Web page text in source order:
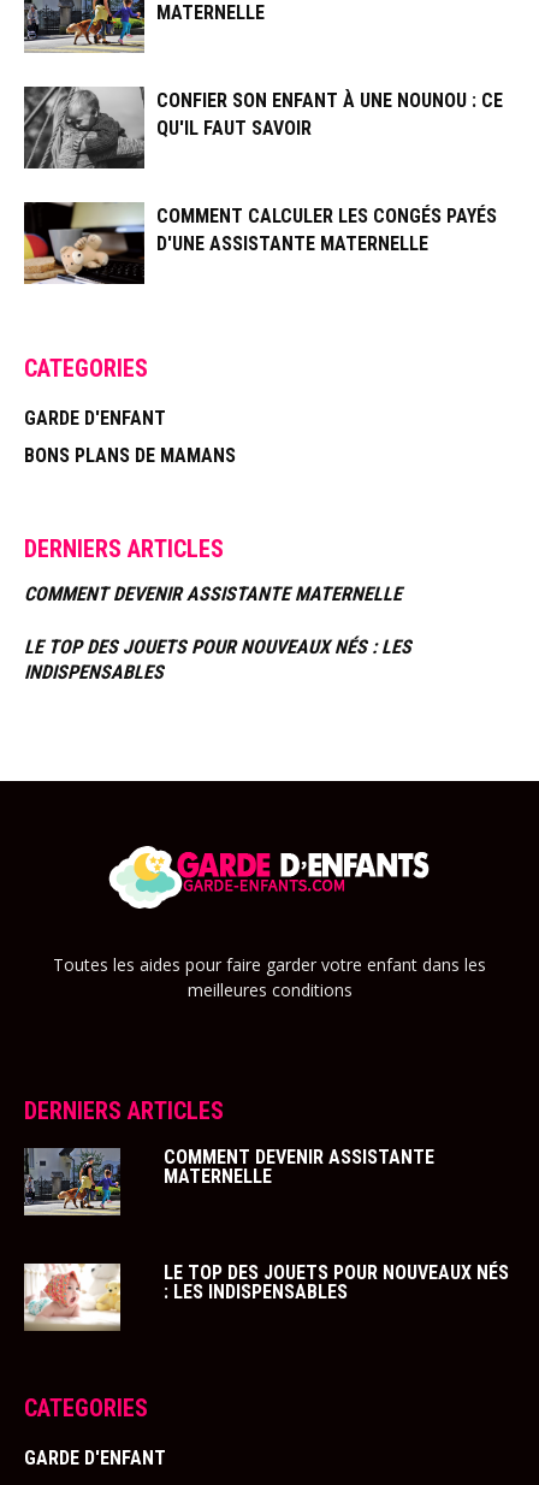
MATERNELLE
CONFIER SON ENFANT À UNE NOUNOU : CE
QU'IL FAUT SAVOIR
COMMENT CALCULER LES CONGÉS PAYÉS
D'UNE ASSISTANTE MATERNELLE
CATEGORIES
GARDE D'ENFANT
BONS PLANS DE MAMANS
DERNIERS ARTICLES
COMMENT DEVENIR ASSISTANTE MATERNELLE
LE TOP DES JOUETS POUR NOUVEAUX NÉS : LES
INDISPENSABLES
Toutes les aides pour faire garder votre enfant dans les
meilleures conditions
DERNIERS ARTICLES
COMMENT DEVENIR ASSISTANTE
MATERNELLE
LE TOP DES JOUETS POUR NOUVEAUX NÉS
: LES INDISPENSABLES
CATEGORIES
GARDE D'ENFANT